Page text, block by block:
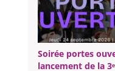
Soirée portes
lancement de la